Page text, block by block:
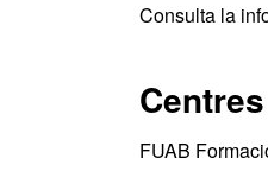
Consulta la
FUAB